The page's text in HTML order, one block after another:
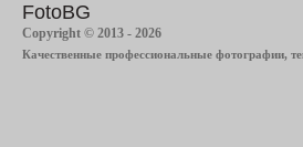
FotoBG
Copyright © 2013 - 2026
Качественные профессиональные фотографии,